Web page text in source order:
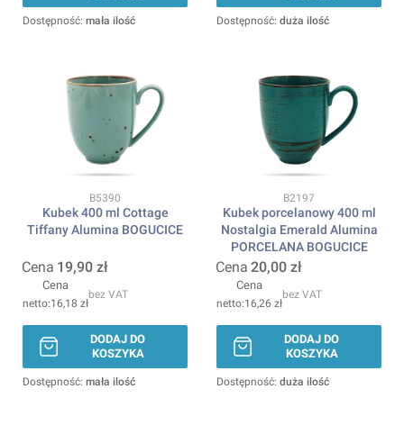
Dostępność: mała ilość Dostępność: duża ilość
Kod produktu
B5390
Kubek 400 ml Cottage
Tiffany Alumina BOGUCICE
Cena 19,90 zł
Cena
16,18 zł
bez VAT
DODAJ DO
KOSZYKA
Dostępność: mała ilość
Kod produktu
B2197
Kubek porcelanowy 400 ml
Nostalgia Emerald Alumina
PORCELANA BOGUCICE
Cena 20,00 zł
Cena
16,26 zł
bez VAT
DODAJ DO
KOSZYKA
Dostępność: duża ilość